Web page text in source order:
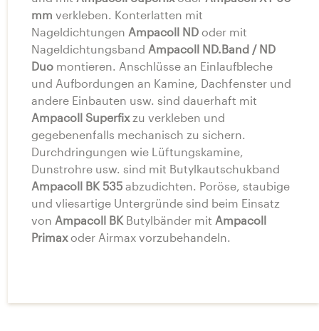
mm verkleben. Konterlatten mit
Nageldichtungen Ampacoll ND oder mit
Nageldichtungsband Ampacoll ND.Band / ND
Duo montieren. Anschlüsse an Einlaufbleche
und Aufbordungen an Kamine, Dachfenster und
andere Einbauten usw. sind dauerhaft mit
Ampacoll Superfixzu verkleben und
gegebenenfalls mechanisch zu sichern.
Durchdringungen wie Lüftungskamine,
Dunstrohre usw. sind mit Butylkautschukband
Ampacoll BK 535 abzudichten. Poröse, staubige
und vliesartige Untergründe sind beim Einsatz
von Ampacoll BK Butylbänder mit Ampacoll
Primaxoder Airmax vorzubehandeln.